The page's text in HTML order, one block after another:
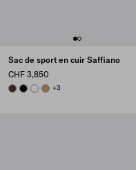
Sac de sport en cuir Saffiano
CHF 3,850
COFFEE
BLACKWHITECARAMEL
+3